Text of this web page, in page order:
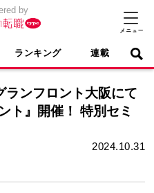
by
ランキング 連載
ンフロント大阪にて
ト』開催！ 特別セミ
2024.10.31